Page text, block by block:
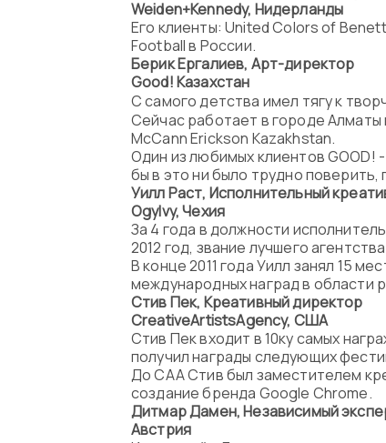
Weiden+Kennedy, Нидерланды
Его клиенты: United Colors of
Football в России.
Берик Ергалиев, Арт-директор
Good! Казахстан
С самого детства имел тягу к
Сейчас работает в городе
McCann Erickson Kazakhstan.
Один из любимых клиентов GOOD!
бы в это ни было трудно
Уилл Раст, Исполнительный
Ogylvy, Чехия
За 4 года в должности
2012 год, звание лучшего
В конце 2011 года Уилл занял 15
международных наград в области
Стив Пек, Креативный директор
CreativeArtistsAgency, США
Стив Пек входит в 10ку самых
получил награды следующих
До CAA Стив был заместителем
создание бренда Google Chrome.
Дитмар Дамен, Независимый
Австрия